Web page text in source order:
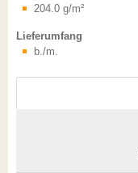
204.0 g/m²
Lieferumfang
b./m.